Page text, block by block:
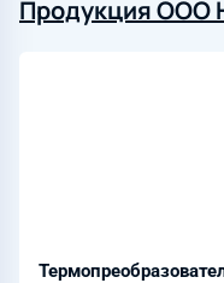
Продукция ООО